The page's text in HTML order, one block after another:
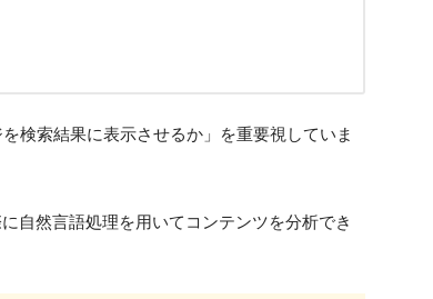
検索結果に表示させるか」を重要視していま
自然言語処理を用いてコンテンツを分析でき